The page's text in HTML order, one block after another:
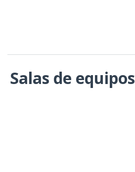
Salas de equipos